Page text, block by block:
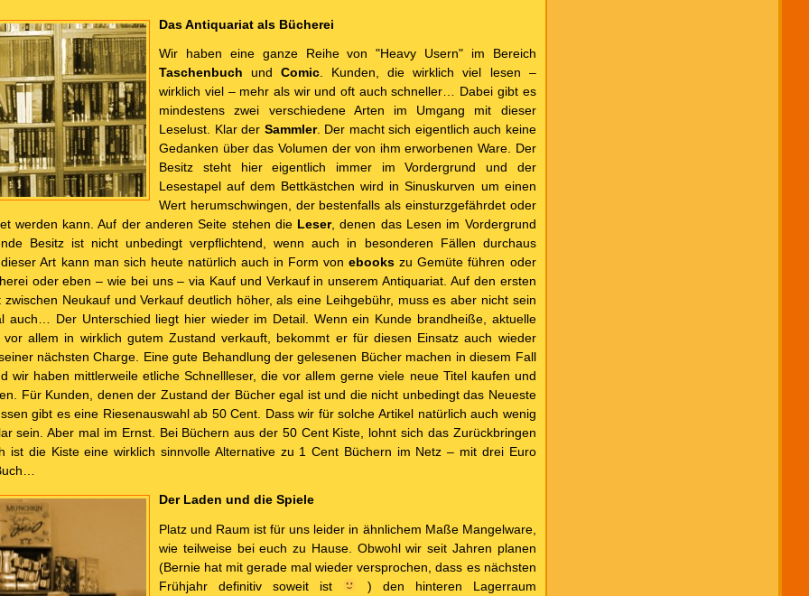
Das Antiquariat als Bücherei
Wir haben eine ganze Reihe von "Heavy Usern" im Bereich
Taschenbuch undComic. Kunden, die wirklich viel lesen –
wirklich viel – mehr als wir und oft auch schneller… Dabei gibt es
mindestens zwei verschiedene Arten im Umgang mit dieser
Leselust. Klar der Sammler. Der macht sich eigentlich auch keine
Gedanken über das Volumen der von ihm erworbenen Ware. Der
Besitz steht hier eigentlich immer im Vordergrund und der
Lesestapel auf dem Bettkästchen wird in Sinuskurven um einen
Wert herumschwingen, der bestenfalls als einsturzgefährdet oder
werden kann. Auf der anderen Seite stehen die Leser, denen das Lesen im Vordergrund
Besitz ist nicht unbedingt verpflichtend, wenn auch in besonderen Fällen durchaus
Art kann man sich heute natürlich auch in Form vonebooks zu Gemüte führen oder
oder eben – wie bei uns – via Kauf und Verkauf in unserem Antiquariat. Auf den ersten
zwischen Neukauf und Verkauf deutlich höher, als eine Leihgebühr, muss es aber nicht sein
auch… Der Unterschied liegt hier wieder im Detail. Wenn ein Kunde brandheiße, aktuelle
allem in wirklich gutem Zustand verkauft, bekommt er für diesen Einsatz auch wieder
nächsten Charge. Eine gute Behandlung der gelesenen Bücher machen in diesem Fall
wir haben mittlerweile etliche Schnellleser, die vor allem gerne viele neue Titel kaufen und
Für Kunden, denen der Zustand der Bücher egal ist und die nicht unbedingt das Neueste
gibt es eine Riesenauswahl ab 50 Cent. Dass wir für solche Artikel natürlich auch wenig
sein. Aber mal im Ernst. Bei Büchern aus der 50 Cent Kiste, lohnt sich das Zurückbringen
ist die Kiste eine wirklich sinnvolle Alternative zu 1 Cent Büchern im Netz – mit drei Euro
Der Laden und die Spiele
Platz und Raum ist für uns leider in ähnlichem Maße Mangelware,
wie teilweise bei euch zu Hause. Obwohl wir seit Jahren planen
(Bernie hat mit gerade mal wieder versprochen, dass es nächsten
Frühjahr definitiv soweit ist
) den hinteren Lagerraum